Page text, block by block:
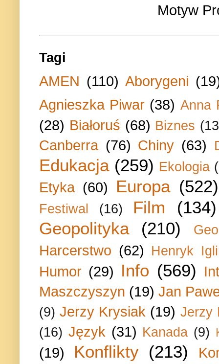
Motyw
Tagi
AMEN (110) Aborygeni
Agnieszka Piwar (38) Anna
(28) Białoruś (68) Biznes
Canberra (76) Chiny (63)
Edukacja (259) Ekologia
Etyka (60) Europa (522)
Festiwal (16) Film
(134)
Geopolityka
(210)
Harcerstwo (62) Henryk
Humor (29) Info (569)
Maszczyszyn (19) Jan
(9) Jerzy Krysiak (19) Jerzy
(16) Język (31) Kanada (9)
(19) Konflikty (213)